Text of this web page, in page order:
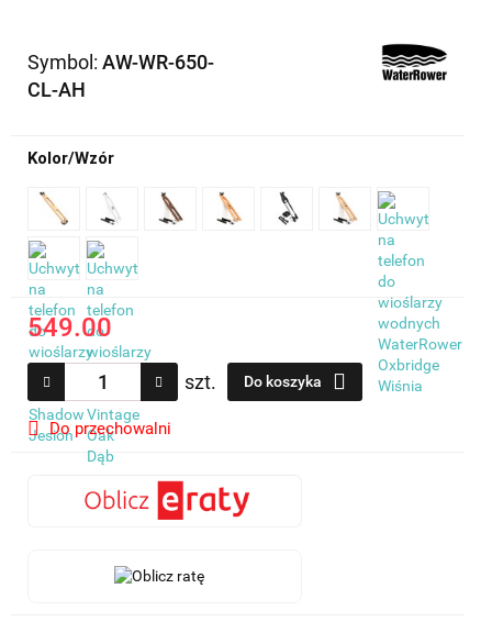
Symbol: AW-WR-650-
CL-AH
Kolor/Wzór
549.00
szt. Do koszyka
Do przechowalni